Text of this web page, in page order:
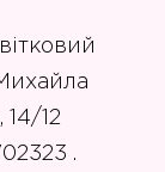
12
.